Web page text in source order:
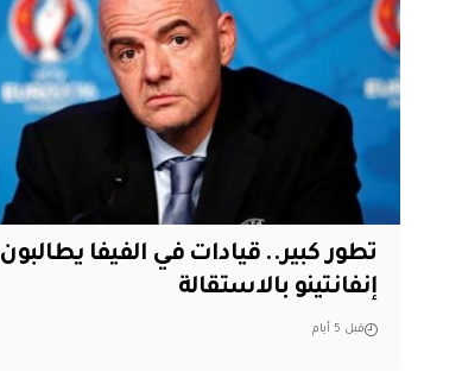
تطور كبير.. قيادات في الفيفا يطالبون
إنفانتينو بالاستقالة
قبل 5 أيام